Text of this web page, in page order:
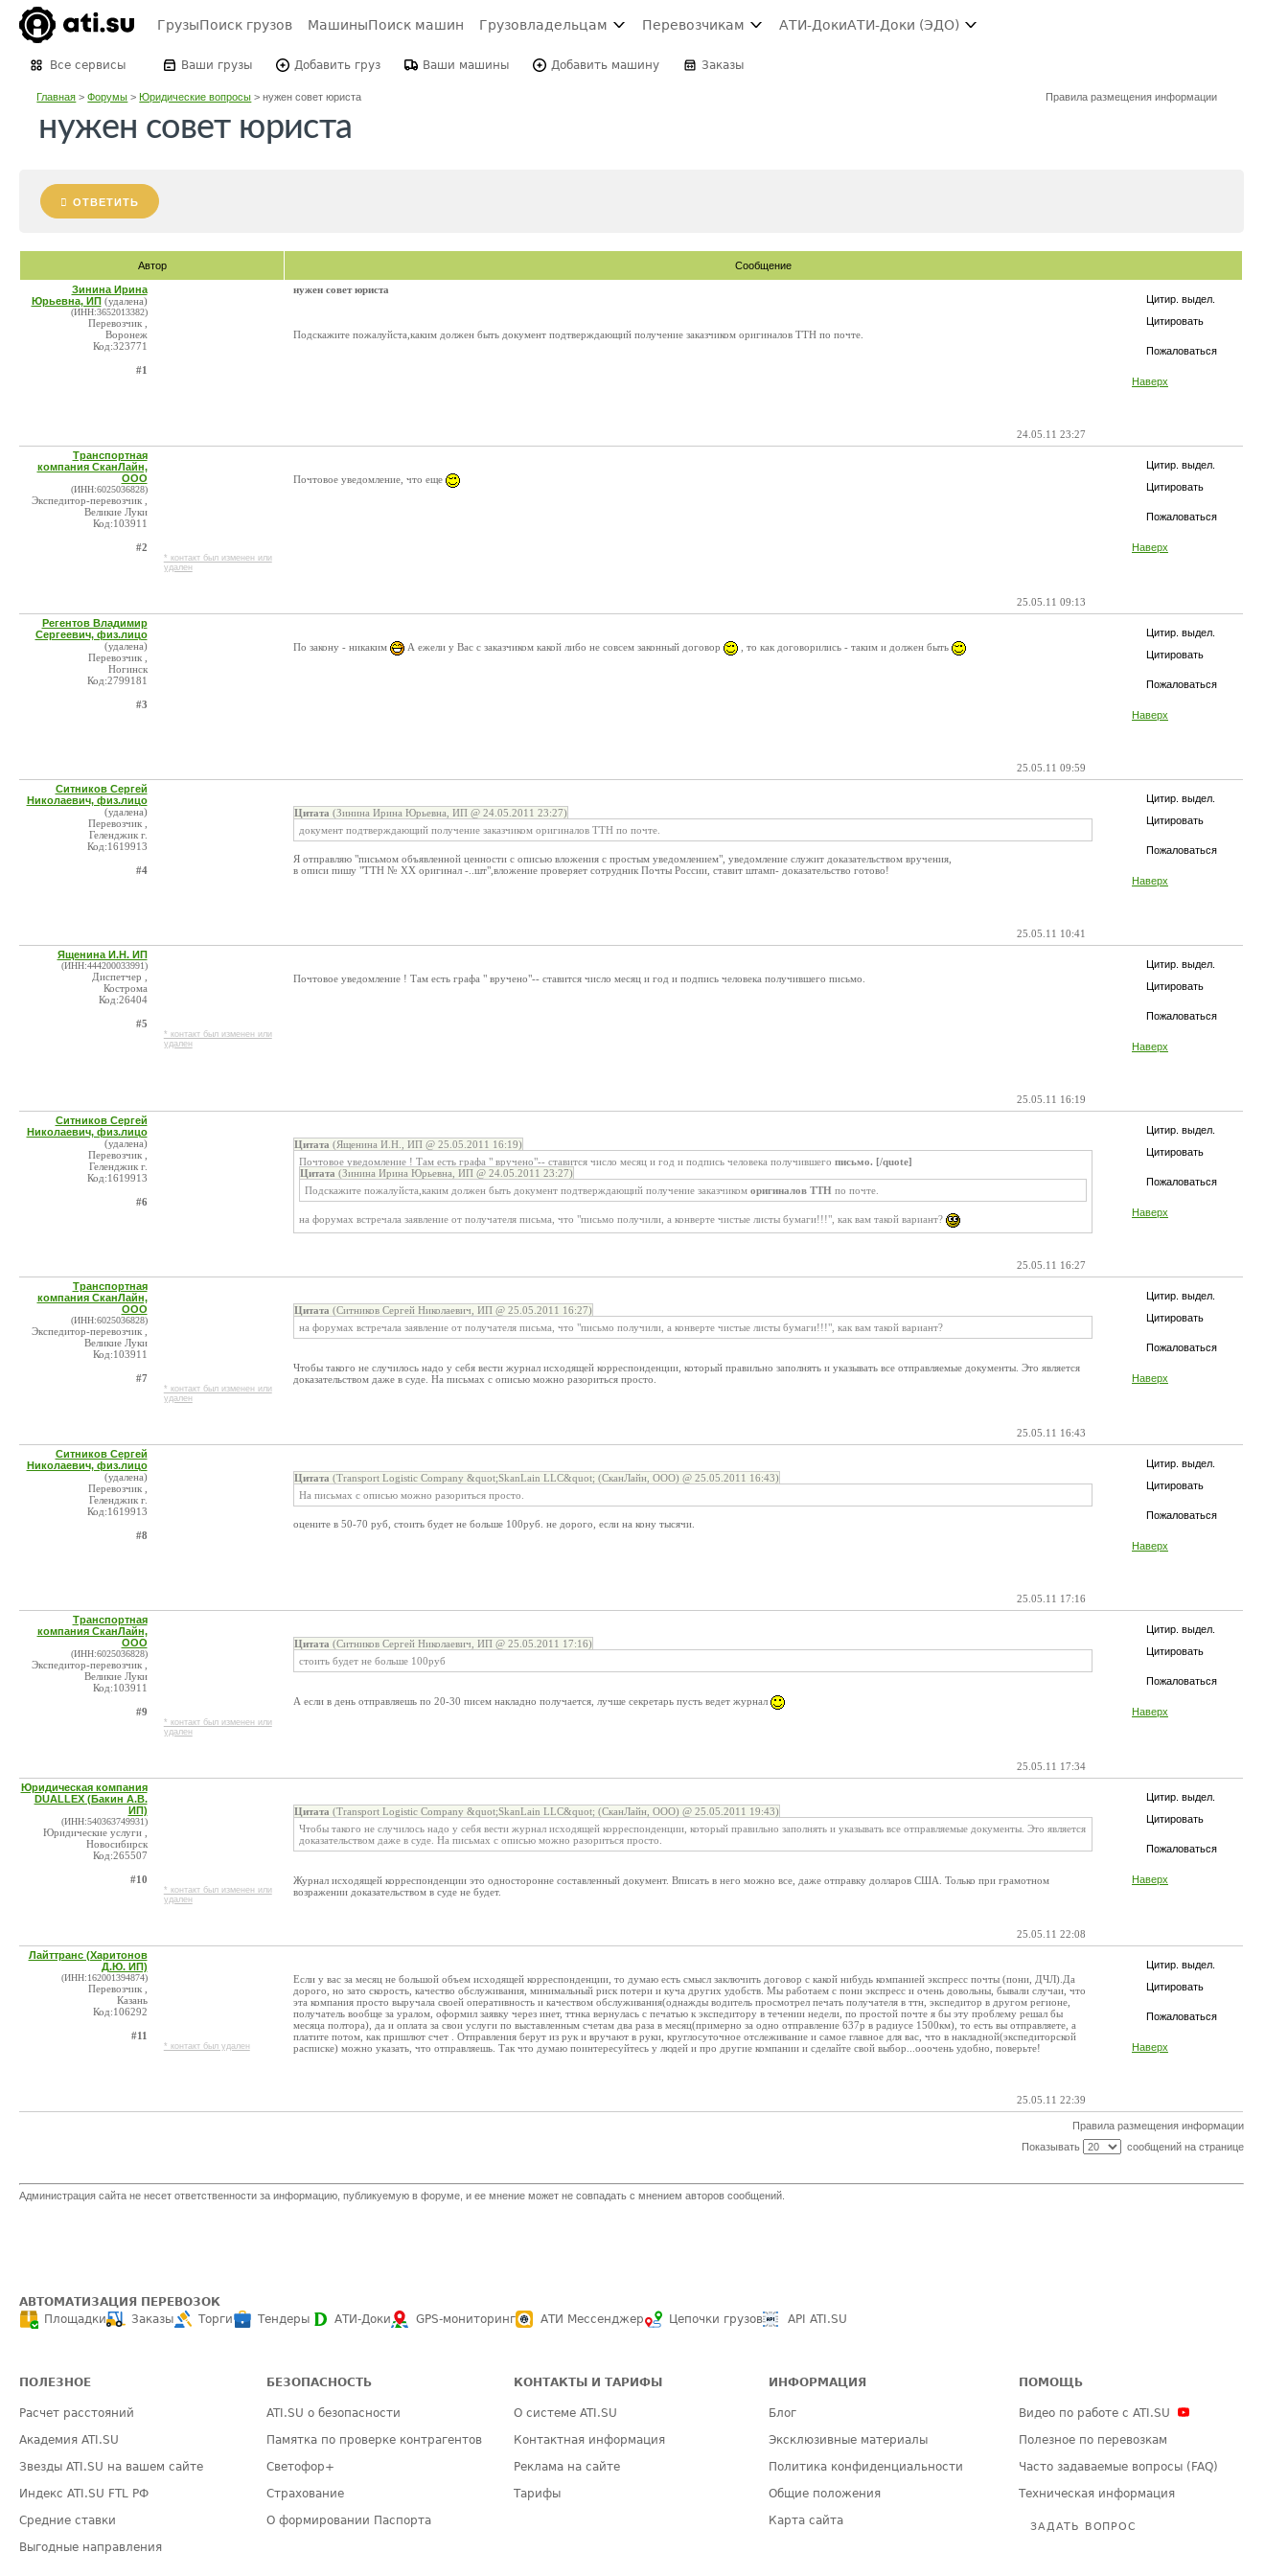
ГрузыПоиск грузов МашиныПоиск машин Грузовладельцам Перевозчикам АТИ-ДокиАТИ-Доки (ЭДО)
Все сервисы Ваши грузы Добавить груз Ваши машины Добавить машину Заказы
Главная >Форумы >Юридические вопросы >нужен совет юриста Правила размещения информации
нужен совет юриста
ОТВЕТИТЬ
Автор Сообщение
Цитир. выдел.
Цитировать
Пожаловаться
Наверх
Зинина Ирина
Юрьевна, ИП (удалена)
(ИНН:3652013382)
Перевозчик ,
Воронеж
Код:323771
#1
нужен совет юриста
Подскажите пожалуйста,каким должен быть документ подтверждающий получение заказчиком оригиналов ТТН по почте.
24.05.11 23:27
Цитир. выдел.
Цитировать
Пожаловаться
Наверх
Транспортная
компания СканЛайн,
ООО
(ИНН:6025036828)
Экспедитор-перевозчик ,
Великие Луки
Код:103911
#2
* контакт был изменен или
удален
Почтовое уведомление, что еще
25.05.11 09:13
Цитир. выдел.
Цитировать
Пожаловаться
Наверх
Регентов Владимир
Сергеевич, физ.лицо
(удалена)
Перевозчик ,
Ногинск
Код:2799181
#3
По закону - никаким А ежели у Вас с заказчиком какой либо не совсем законный договор , то как договорились - таким и должен быть
25.05.11 09:59
Цитир. выдел.
Цитировать
Пожаловаться
Наверх
Ситников Сергей
Николаевич, физ.лицо
(удалена)
Перевозчик ,
Геленджик г.
Код:1619913
#4
Цитата (Зинина Ирина Юрьевна, ИП @ 24.05.2011 23:27)
документ подтверждающий получение заказчиком оригиналов ТТН по почте.
Я отправляю "письмом объявленной ценности с описью вложения с простым уведомлением", уведомление служит доказательством вручения,
в описи пишу "ТТН № ХХ оригинал -..шт",вложение проверяет сотрудник Почты России, ставит штамп- доказательство готово!
25.05.11 10:41
Цитир. выдел.
Цитировать
Пожаловаться
Наверх
Ященина И.Н. ИП
(ИНН:444200033991)
Диспетчер ,
Кострома
Код:26404
#5
* контакт был изменен или
удален
Почтовое уведомление ! Там есть графа " вручено"-- ставится число месяц и год и подпись человека получившего письмо.
25.05.11 16:19
Цитир. выдел.
Цитировать
Пожаловаться
Наверх
Ситников Сергей
Николаевич, физ.лицо
(удалена)
Перевозчик ,
Геленджик г.
Код:1619913
#6
Цитата (Ященина И.Н., ИП @ 25.05.2011 16:19)
Почтовое уведомление ! Там есть графа " вручено"-- ставится число месяц и год и подпись человека получившего письмо. [/quote]
Цитата (Зинина Ирина Юрьевна, ИП @ 24.05.2011 23:27)
Подскажите пожалуйста,каким должен быть документ подтверждающий получение заказчиком оригиналов ТТН по почте.
на форумах встречала заявление от получателя письма, что "письмо получили, а конверте чистые листы бумаги!!!", как вам такой вариант?
25.05.11 16:27
Цитир. выдел.
Цитировать
Пожаловаться
Наверх
Транспортная
компания СканЛайн,
ООО
(ИНН:6025036828)
Экспедитор-перевозчик ,
Великие Луки
Код:103911
#7
* контакт был изменен или
удален
Цитата (Ситников Сергей Николаевич, ИП @ 25.05.2011 16:27)
на форумах встречала заявление от получателя письма, что "письмо получили, а конверте чистые листы бумаги!!!", как вам такой вариант?
Чтобы такого не случилось надо у себя вести журнал исходящей корреспонденции, который правильно заполнять и указывать все отправляемые документы. Это является
доказательством даже в суде. На письмах с описью можно разориться просто.
25.05.11 16:43
Цитир. выдел.
Цитировать
Пожаловаться
Наверх
Ситников Сергей
Николаевич, физ.лицо
(удалена)
Перевозчик ,
Геленджик г.
Код:1619913
#8
Цитата (Transport Logistic Company &quot;SkanLain LLC&quot; (СканЛайн, ООО) @ 25.05.2011 16:43)
На письмах с описью можно разориться просто.
оцените в 50-70 руб, стоить будет не больше 100руб. не дорого, если на кону тысячи.
25.05.11 17:16
Цитир. выдел.
Цитировать
Пожаловаться
Наверх
Транспортная
компания СканЛайн,
ООО
(ИНН:6025036828)
Экспедитор-перевозчик ,
Великие Луки
Код:103911
#9
* контакт был изменен или
удален
Цитата (Ситников Сергей Николаевич, ИП @ 25.05.2011 17:16)
стоить будет не больше 100руб
А если в день отправляешь по 20-30 писем накладно получается, лучше секретарь пусть ведет журнал
25.05.11 17:34
Цитир. выдел.
Цитировать
Пожаловаться
Наверх
Юридическая компания
DUALLEX (Бакин А.В.
ИП)
(ИНН:540363749931)
Юридические услуги ,
Новосибирск
Код:265507
#10
* контакт был изменен или
удален
Цитата (Transport Logistic Company &quot;SkanLain LLC&quot; (СканЛайн, ООО) @ 25.05.2011 19:43)
Чтобы такого не случилось надо у себя вести журнал исходящей корреспонденции, который правильно заполнять и указывать все отправляемые документы. Это является
доказательством даже в суде. На письмах с описью можно разориться просто.
Журнал исходящей корреспонденции это односторонне составленный документ. Вписать в него можно все, даже отправку долларов США. Только при грамотном
возражении доказательством в суде не будет.
25.05.11 22:08
Цитир. выдел.
Цитировать
Пожаловаться
Наверх
Лайттранс (Харитонов
Д.Ю. ИП)
(ИНН:162001394874)
Перевозчик ,
Казань
Код:106292
#11
* контакт был удален
Если у вас за месяц не большой объем исходящей корреспонденции, то думаю есть смысл заключить договор с какой нибудь компанией экспресс почты (пони, ДЧЛ).Да
дорого, но зато скорость, качество обслуживания, минимальный риск потери и куча других удобств. Мы работаем с пони экспресс и очень довольны, бывали случаи, что
эта компания просто выручала своей оперативность и качеством обслуживания(однажды водитель просмотрел печать получателя в ттн, экспедитор в другом регионе,
получатель вообще за уралом, оформил заявку через инет, ттнка вернулась с печатью к экспедитору в течении недели, по простой почте я бы эту проблему решал бы
месяца полтора), да и оплата за свои услуги по выставленным счетам два раза в месяц(примерно за одно отправление 637р в радиусе 1500км), то есть вы отправляете, а
платите потом, как пришлют счет . Отправления берут из рук и вручают в руки, круглосуточное отслеживание и самое главное для вас, что в накладной(экспедиторской
расписке) можно указать, что отправляешь. Так что думаю поинтересуйтесь у людей и про другие компании и сделайте свой выбор...ооочень удобно, поверьте!
25.05.11 22:39
Правила размещения информации
Показывать
сообщений на странице
Администрация сайта не несет ответственности за информацию, публикуемую в форуме, и ее мнение может не совпадать с мнением авторов сообщений.
АВТОМАТИЗАЦИЯ ПЕРЕВОЗОК
Площадки
Заказы Торги Тендеры АТИ-Доки GPS-мониторинг АТИ Мессенджер Цепочки грузов API ATI.SU
ПОЛЕЗНОЕ
Расчет расстояний
Академия ATI.SU
Звезды ATI.SU на вашем сайте
Индекс ATI.SU FTL РФ
Средние ставки
Выгодные направления
БЕЗОПАСНОСТЬ
ATI.SU о безопасности
Памятка по проверке контрагентов
Светофор+
Страхование
О формировании Паспорта
КОНТАКТЫ И ТАРИФЫ
О системе ATI.SU
Контактная информация
Реклама на сайте
Тарифы
ИНФОРМАЦИЯ
Блог
Эксклюзивные материалы
Политика конфиденциальности
Общие положения
Карта сайта
ПОМОЩЬ
Видео по работе с ATI.SU
Полезное по перевозкам
Часто задаваемые вопросы (FAQ)
Техническая информация
ЗАДАТЬ ВОПРОС